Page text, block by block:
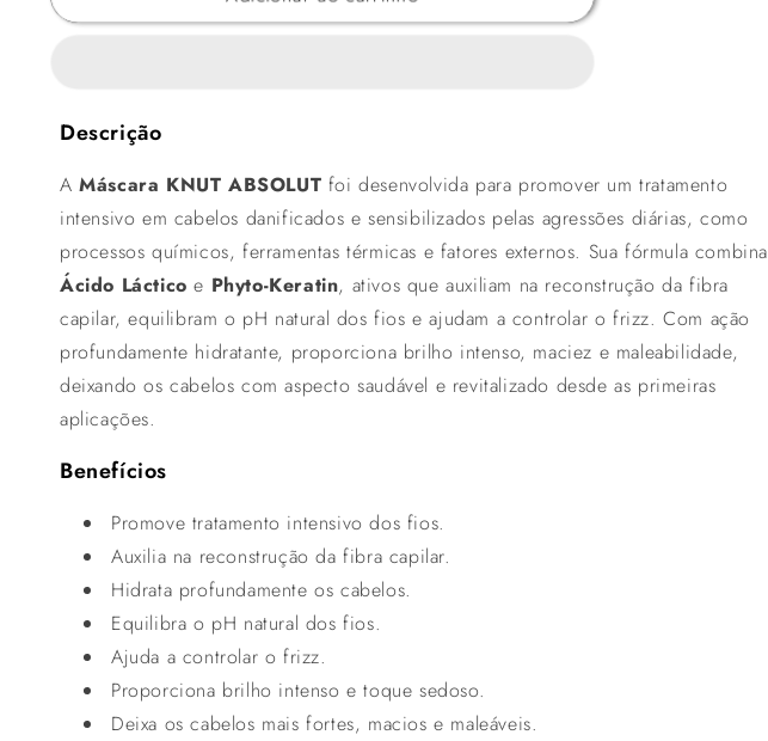
Descrição
AMáscara KNUT ABSOLUT foi desenvolvida para promover um tratamento
intensivo em cabelos danificados e sensibilizados pelas agressões diárias, como
processos químicos, ferramentas térmicas e fatores externos. Sua fórmula combina
Ácido Láctico e Phyto-Keratin, ativos que auxiliam na reconstrução da fibra
capilar, equilibram o pH natural dos fios e ajudam a controlar o frizz. Com ação
profundamente hidratante, proporciona brilho intenso, maciez e maleabilidade,
deixando os cabelos com aspecto saudável e revitalizado desde as primeiras
aplicações.
Benefícios
Promove tratamento intensivo dos fios.
Auxilia na reconstrução da fibra capilar.
Hidrata profundamente os cabelos.
Equilibra o pH natural dos fios.
Ajuda a controlar o frizz.
Proporciona brilho intenso e toque sedoso.
Deixa os cabelos mais fortes, macios e maleáveis.